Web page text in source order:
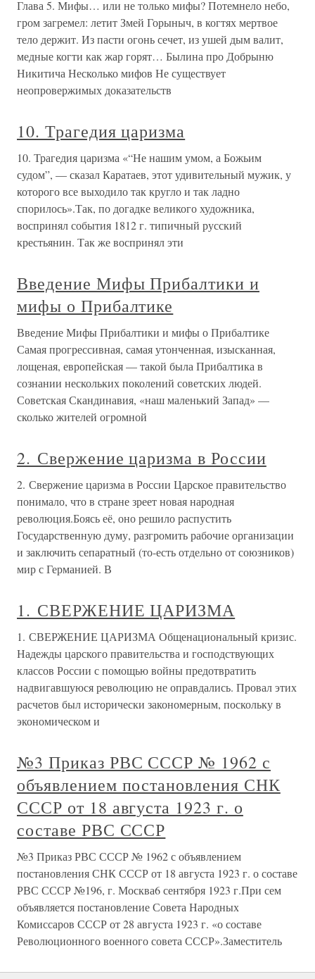
Глава 5. Мифы… или не только мифы? Потемнело небо,
гром загремел: летит Змей Горыныч, в когтях мертвое
тело держит. Из пасти огонь сечет, из ушей дым валит,
медные когти как жар горят… Былина про Добрыню
Никитича Несколько мифов Не существует
неопровержимых доказательств
10. Трагедия царизма
10. Трагедия царизма «“Не нашим умом, а Божьим
судом”, — сказал Каратаев, этот удивительный мужик, у
которого все выходило так кругло и так ладно
спорилось».Так, по догадке великого художника,
воспринял события 1812 г. типичный русский
крестьянин. Так же воспринял эти
Введение Мифы Прибалтики и
мифы о Прибалтике
Введение Мифы Прибалтики и мифы о Прибалтике
Самая прогрессивная, самая утонченная, изысканная,
лощеная, европейская — такой была Прибалтика в
сознании нескольких поколений советских людей.
Советская Скандинавия, «наш маленький Запад» —
сколько жителей огромной
2. Свержение царизма в России
2. Свержение царизма в России Царское правительство
понимало, что в стране зреет новая народная
революция.Боясь её, оно решило распустить
Государственную думу, разгромить рабочие организации
и заключить сепаратный (то-есть отдельно от союзников)
мир с Германией. В
1. СВЕРЖЕНИЕ ЦАРИЗМА
1. СВЕРЖЕНИЕ ЦАРИЗМА Общенациональный кризис.
Надежды царского правительства и господствующих
классов России с помощью войны предотвратить
надвигавшуюся революцию не оправдались. Провал этих
расчетов был исторически закономерным, поскольку в
экономическом и
№3 Приказ РВС СССР № 1962 с
объявлением постановления СНК
СССР от 18 августа 1923 г. о
составе РВС СССР
№3 Приказ РВС СССР № 1962 с объявлением
постановления СНК СССР от 18 августа 1923 г. о составе
РВС СССР №196, г. Москва6 сентября 1923 г.При сем
объявляется постановление Совета Народных
Комиссаров СССР от 28 августа 1923 г. «о составе
Революционного военного совета СССР».Заместитель